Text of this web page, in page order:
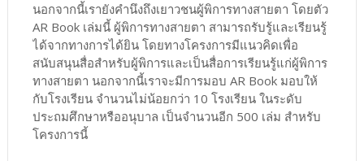
นอกจากนี้เรายังคำนึงถึงเยาวชนผู้พิการทางสายตา โดยตัว
AR Book เล่มนี้ ผู้พิการทางสายตา สามารถรับรู้และเรียนรู้
ได้จากทางการได้ยิน โดยทางโครงการมีแนวคิดเพื่อ
สนับสนุนสื่อสำหรับผู้พิการและเป็นสื่อการเรียนรู้แก่ผู้พิการ
ทางสายตา นอกจากนี้เราจะมีการมอบ AR Book มอบให้
กับโรงเรียน จำนวนไม่น้อยกว่า 10 โรงเรียน ในระดับ
ประถมศึกษาหรืออนุบาล เป็นจำนวนอีก 500 เล่ม สำหรับ
โครงการนี้